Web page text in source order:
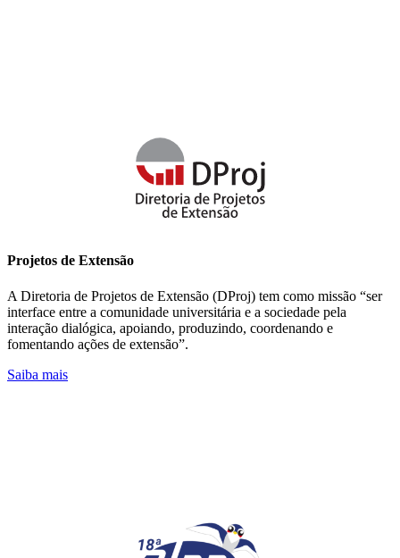
Projetos de Extensão
A Diretoria de Projetos de Extensão (DProj) tem como missão “ser
interface entre a comunidade universitária e a sociedade pela
interação dialógica, apoiando, produzindo, coordenando e
fomentando ações de extensão”.
Saiba mais